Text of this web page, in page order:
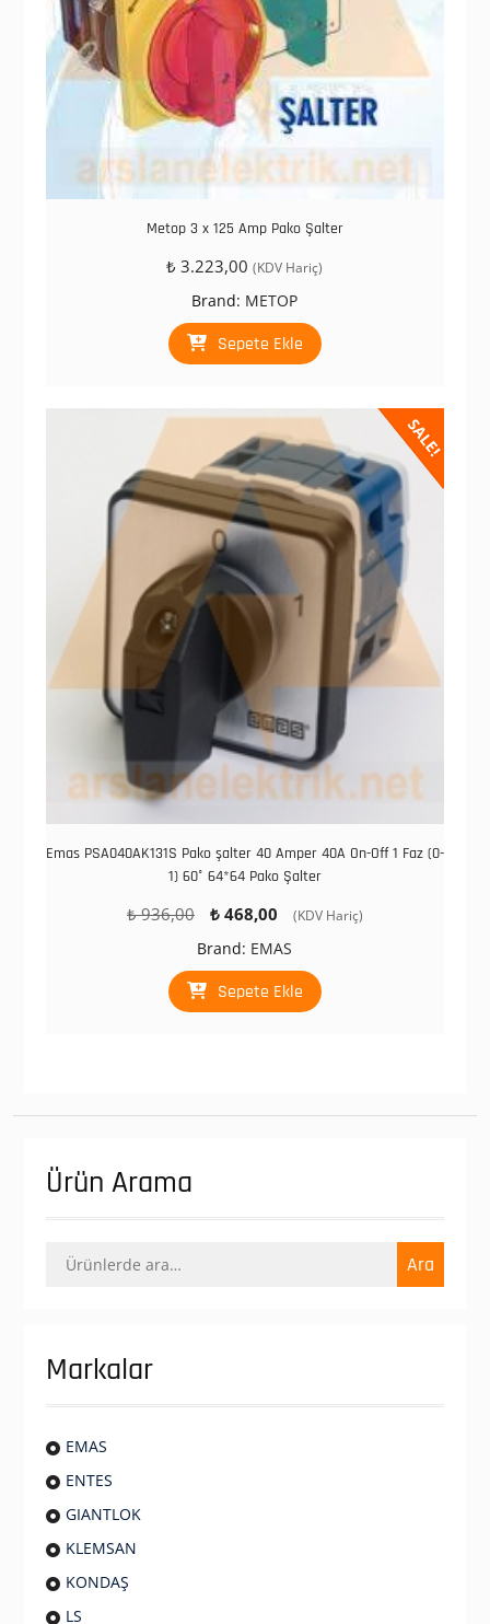
Metop 3 x 125 Amp Pako Şalter
₺ 3.223,00 (KDV Hariç)
Brand: METOP
Sepete Ekle
SALE!
Emas PSA040AK131S Pako şalter 40 Amper 40A On-Off 1 Faz (0-
1) 60° 64*64 Pako Şalter
₺936,00
Orijinal
₺ 936,00.
₺468,00
Şu
fiyat:
₺ 468,00.
(KDV Hariç)
Brand: EMAS
Sepete Ekle
Ürün Arama
Ara: Ara
Markalar
EMAS
ENTES
GIANTLOK
KLEMSAN
KONDAŞ
LS